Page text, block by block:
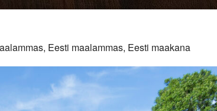
Eesti maalammas, Eesti maakana